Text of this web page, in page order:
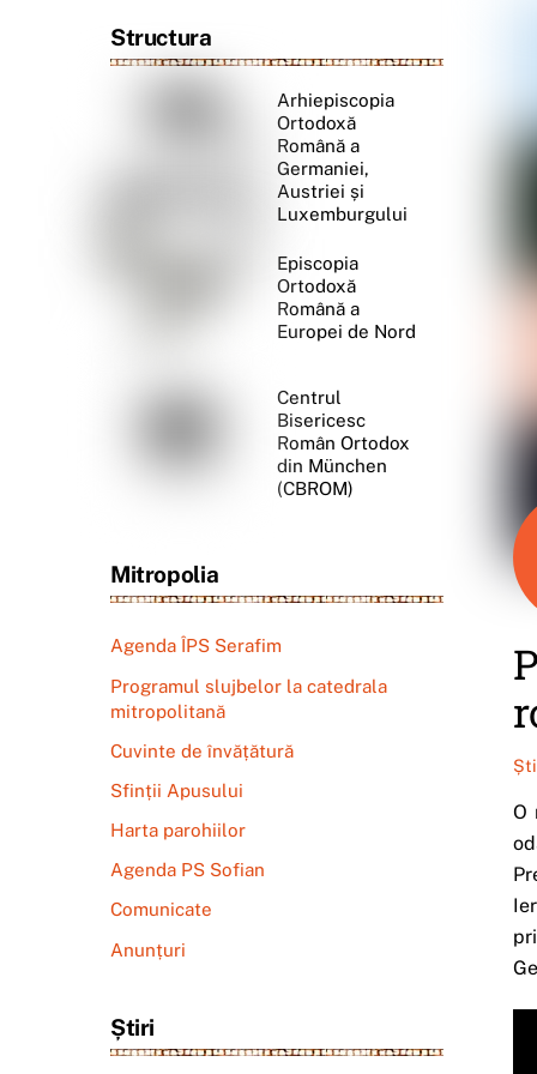
O
Structura
Arhiepiscopia
Ortodoxă
Română a
Germaniei,
Austriei și
Luxemburgului
Episcopia
Ortodoxă
Română a
Europei de Nord
Centrul
Bisericesc
Român Ortodox
din München
(CBROM)
Mitropolia
Agenda ÎPS Serafim
Programul slujbelor la catedrala
mitropolitană
Cuvinte de învățătură
Sfinții Apusului
Harta parohiilor
Agenda PS Sofian
Comunicate
Anunțuri
Știri